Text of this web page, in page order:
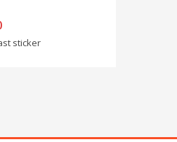
sticker